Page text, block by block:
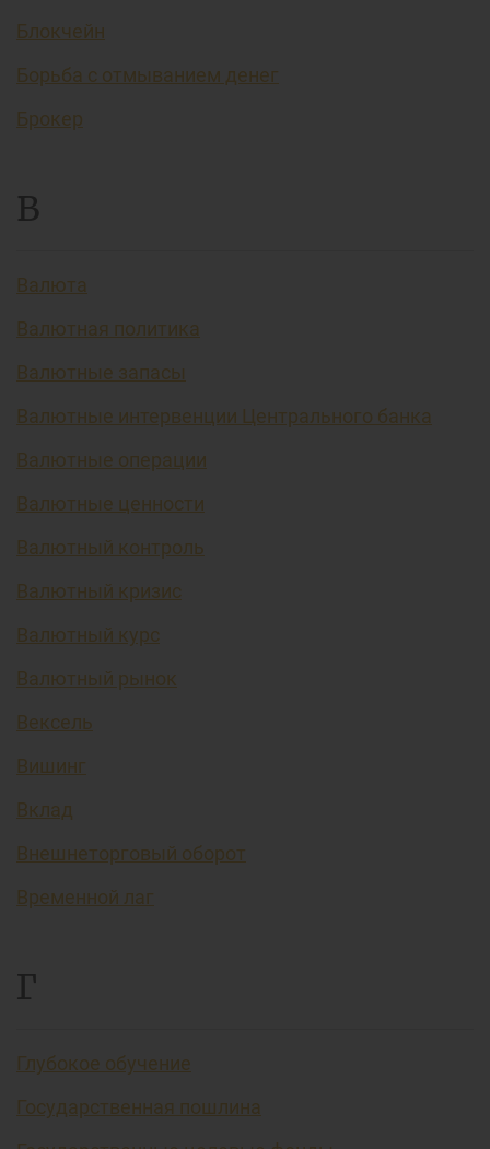
Блокчейн
Борьба с отмыванием денег
Брокер
В
Валюта
Валютная политика
Валютные запасы
Валютные интервенции Центрального банка
Валютные операции
Валютные ценности
Валютный контроль
Валютный кризис
Валютный курс
Валютный рынок
Вексель
Вишинг
Вклад
Внешнеторговый оборот
Временной лаг
Г
Глубокое обучение
Государственная пошлина